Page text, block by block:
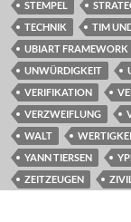
STEMPEL
TECHNIK
TIM
UBIART FRAMEWORK
UNWÜRDIGKEIT
VERIFIKATION
VERZWEIFLUNG
WALT
YANN TIERSEN
ZEITZEUGEN